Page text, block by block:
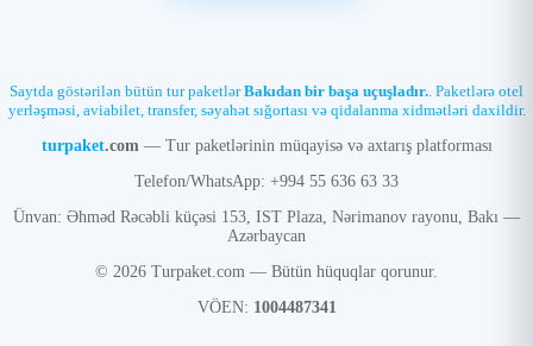
Saytda göstərilən bütün tur paketlərBakıdan bir başa uçuşladır.. Paketlərə otel
yerləşməsi, aviabilet, transfer, səyahət sığortası və qidalanma xidmətləri daxildir.
turpaket.com— Tur paketlərinin müqayisə və axtarış platforması
Telefon/WhatsApp: +994 55 636 63 33
Ünvan: Əhməd Rəcəbli küçəsi 153, IST Plaza, Nərimanov rayonu, Bakı —
Azərbaycan
© 2026 Turpaket.com — Bütün hüquqlar qorunur.
VÖEN: 1004487341